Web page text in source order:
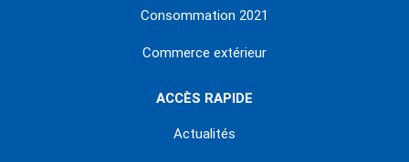
Consommation 2021
Commerce extérieur
ACCÈS RAPIDE
Actualités